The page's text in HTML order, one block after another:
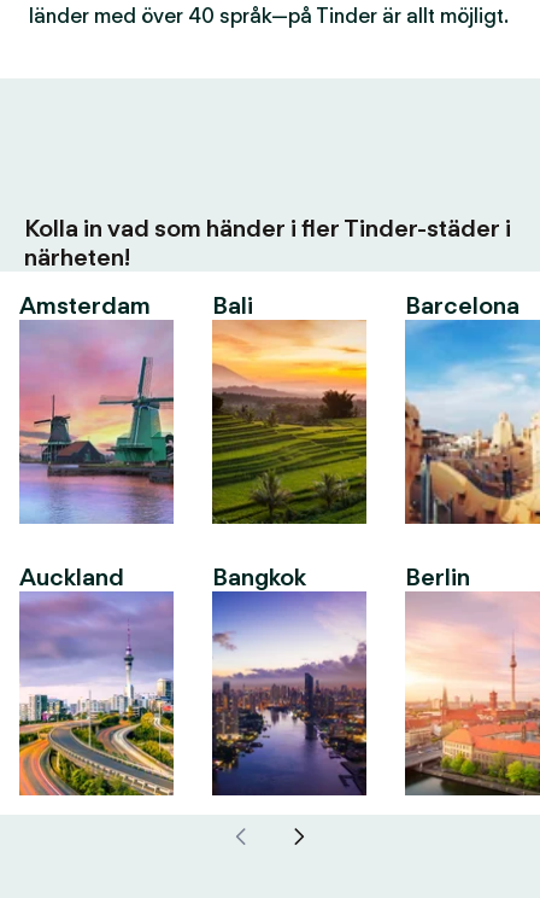
länder med över 40 språk—på Tinder är allt möjligt.
Kolla in vad som händer i fler Tinder-städer i
närheten!
Amsterdam
Auckland
Bali
Bangkok
Barcelona
Berlin